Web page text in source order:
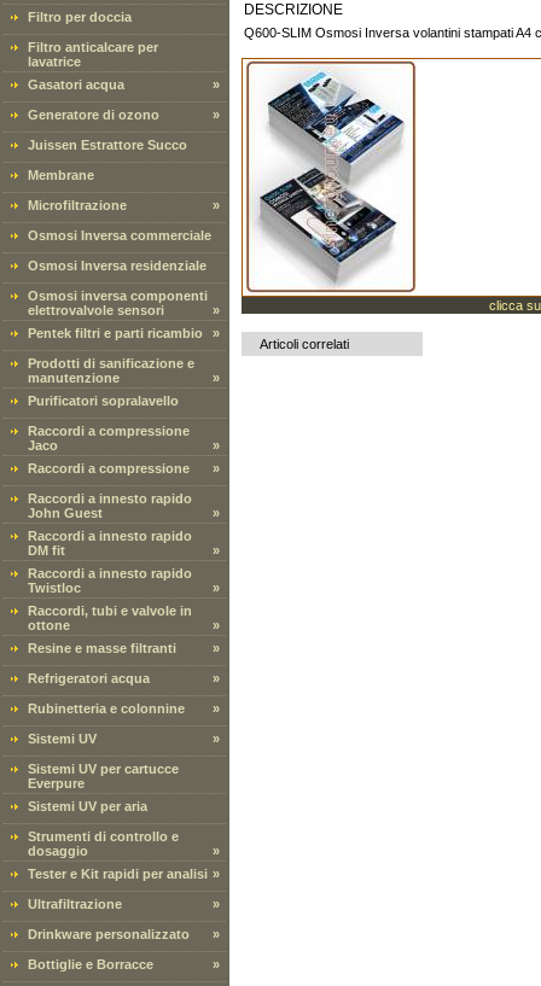
Filtro per doccia
Filtro anticalcare per
lavatrice
Gasatori acqua
»
Generatore di ozono »
Juissen Estrattore Succo
Membrane
Microfiltrazione »
Osmosi Inversa commerciale
Osmosi Inversa residenziale
Osmosi inversa componenti
elettrovalvole sensori
»
Pentek filtri e parti ricambio
»
Prodotti di sanificazione e
manutenzione
»
Purificatori sopralavello
Raccordi a compressione
Jaco
»
Raccordi a compressione
»
Raccordi a innesto rapido
John Guest
»
Raccordi a innesto rapido
DM fit
»
Raccordi a innesto rapido
Twistloc
»
Raccordi, tubi e valvole in
ottone
»
Resine e masse filtranti
»
Refrigeratori acqua »
Rubinetteria e colonnine »
Sistemi UV »
Sistemi UV per cartucce
Everpure
Sistemi UV per aria
Strumenti di controllo e
dosaggio
»
Tester e Kit rapidi per analisi »
Ultrafiltrazione »
Drinkware personalizzato »
Bottiglie e Borracce »
DESCRIZIONE
Q600-SLIM Osmosi Inversa volantini stampati A4
clicca
Articoli correlati